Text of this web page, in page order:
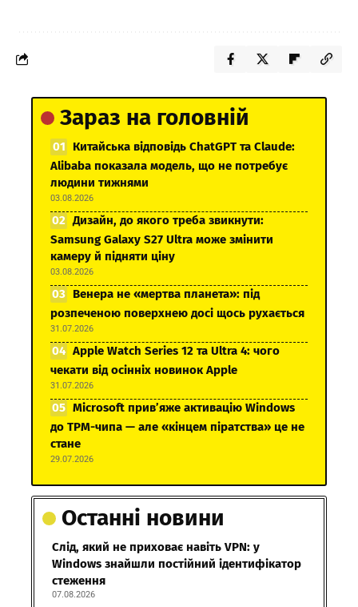
Зараз на головній
Китайська відповідь ChatGPT та Claude:
Alibaba показала модель, що не потребує
людини тижнями
03.08.2026
Дизайн, до якого треба звикнути:
Samsung Galaxy S27 Ultra може змінити
камеру й підняти ціну
03.08.2026
Венера не «мертва планета»: під
розпеченою поверхнею досі щось рухається
31.07.2026
Apple Watch Series 12 та Ultra 4: чого
чекати від осінніх новинок Apple
31.07.2026
Microsoft прив’яже активацію Windows
до TPM-чипа — але «кінцем піратства» це не
стане
29.07.2026
Останні новини
Слід, який не приховає навіть VPN: у
Windows знайшли постійний ідентифікатор
стеження
07.08.2026